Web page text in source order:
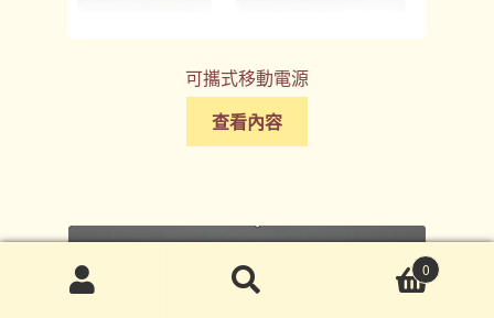
可攜式移動電源
查看內容
0